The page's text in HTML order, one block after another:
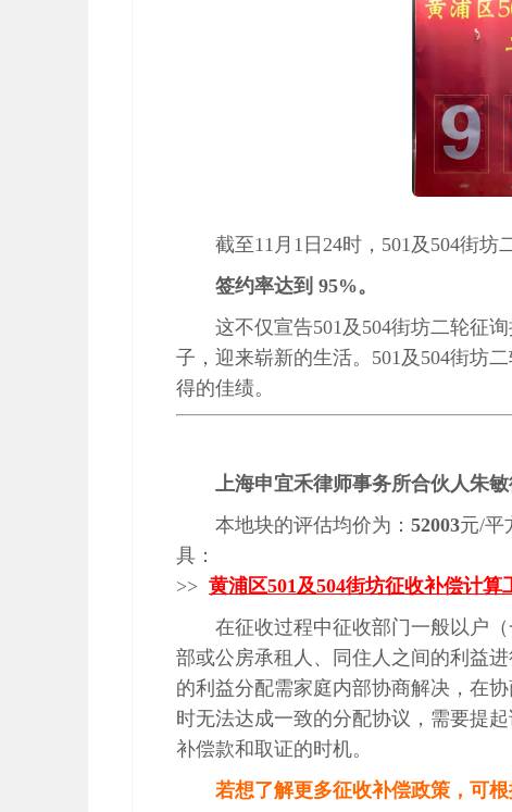
截至11月1日24时，501及504街坊
签约率达到 95%。
这不仅宣告501及504街坊二轮征
子，迎来崭新的生活。501及504街坊
得的佳绩。
上海申宜禾律师事务所合伙人朱敏
本地块的评估均价为： 52003元/平
具：
>> 黄浦区501及504街坊征收补偿计算
在征收过程中征收部门一般以户
部或公房承租人、同住人之间的利益
的利益分配需家庭内部协商解决，在
时无法达成一致的分配协议，需要提
补偿款和取证的时机。
若想了解更多征收补偿政策，可